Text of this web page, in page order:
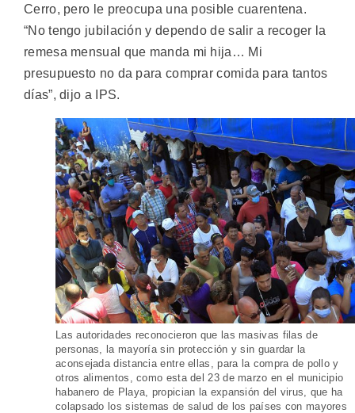
Cerro, pero le preocupa una posible cuarentena.
“No tengo jubilación y dependo de salir a recoger la
remesa mensual que manda mi hija… Mi
presupuesto no da para comprar comida para tantos
días”, dijo a IPS.
Las autoridades reconocieron que las masivas filas de
personas, la mayoría sin protección y sin guardar la
aconsejada distancia entre ellas, para la compra de pollo y
otros alimentos, como esta del 23 de marzo en el municipio
habanero de Playa, propician la expansión del virus, que ha
colapsado los sistemas de salud de los países con mayores